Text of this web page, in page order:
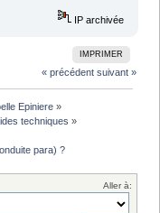
IP archivée
IMPRIMER
« précédent suivant »
Epiniere »
techniques »
para) ?
Aller à: